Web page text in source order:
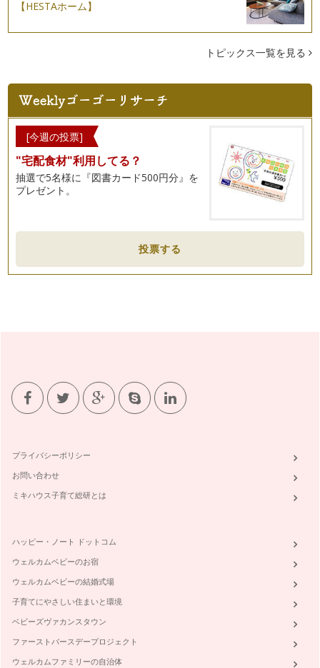
3月、4月は出会いと別れの季節。 歓送迎会も多く、…
花粉の時期を乗り切る３種のおすすめアロマ
そろそろ暖かい日も増え、少しずつ春の装いの方をみかける
よう…
本格的な花粉シーズンが始まる前にハーブでできること
あと１週間もすれば『啓蟄』。そろそろ春の到来を感じる頃で
髪の健康をアロマでサポート
２月も半ばになり、少しあたたかい日も…
バレンタインを香りで演出
寒い季節におうちでできるお肌ケアと風邪予防
１２月は楽しい行事が盛りだくさん！ おいしいお食事やお酒
の席も増える時期…
ハーブは、ラテン語で草を意味する『herba（エルバ）』を語
【HESTAホーム】
トピックス一覧を見る
[今週の投票]
"宅配食材"利用してる？
抽選で5名様に『図書カード500円分』を
プレゼント。
投票する
プライバシーポリシー
お問い合わせ
ミキハウス子育て総研とは
ハッピー・ノート ドットコム
ウェルカムベビーのお宿
ウェルカムベビーの結婚式場
子育てにやさしい住まいと環境
ベビーズヴァカンスタウン
ファーストバースデープロジェクト
ウェルカムファミリーの自治体